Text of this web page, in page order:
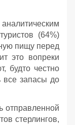
(64%)
пищу перед
это вопреки
будто честно
все запасы до
отправленной
стерлингов,